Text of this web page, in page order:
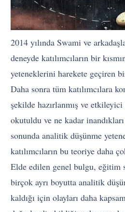
2014 yılında Swami ve
deneyde katılımcıların bir
yeteneklerini harekete geçiren
Daha sonra tüm katılımcılara
şekilde hazırlanmış ve
okutuldu ve ne kadar
sonunda analitik düşünme
katılımcıların bu teoriye daha
Elde edilen genel bulgu, eğitim
birçok ayrı boyutta analitik
kaldığı için olayları daha